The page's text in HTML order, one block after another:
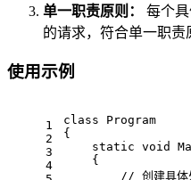
单一职责原则：
每个
的请求，符合单一职责
使用示例
1
2
3
4
class
Program
{
static void
    {
// 创建具体